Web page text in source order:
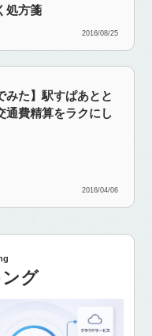
処方箋
2016/08/25
みた】駅すぱあとと
通費精算をラクにし
2016/04/06
グ